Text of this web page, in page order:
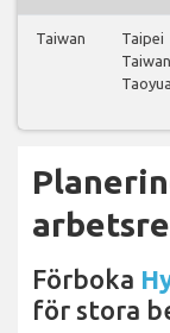
Taiwan
Taipei
Taiwan
Förboka
för stora